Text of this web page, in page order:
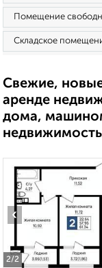
Помещение
Складское
Свежие,
аренде
дома,
2/2
‹